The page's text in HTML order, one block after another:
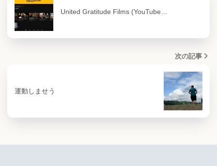
United Gratitude Films (YouTube…
次の記事
運動しませう